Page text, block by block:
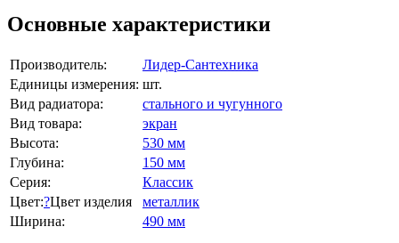
Основные характеристики
Производитель:
Лидер-Сантехника
Единицы измерения: шт.
Вид радиатора:
стального и чугунного
Вид товара:
экран
Высота:
530 мм
Глубина:
150 мм
Серия:
Классик
Цвет:?Цвет изделия
металлик
Ширина:
490 мм